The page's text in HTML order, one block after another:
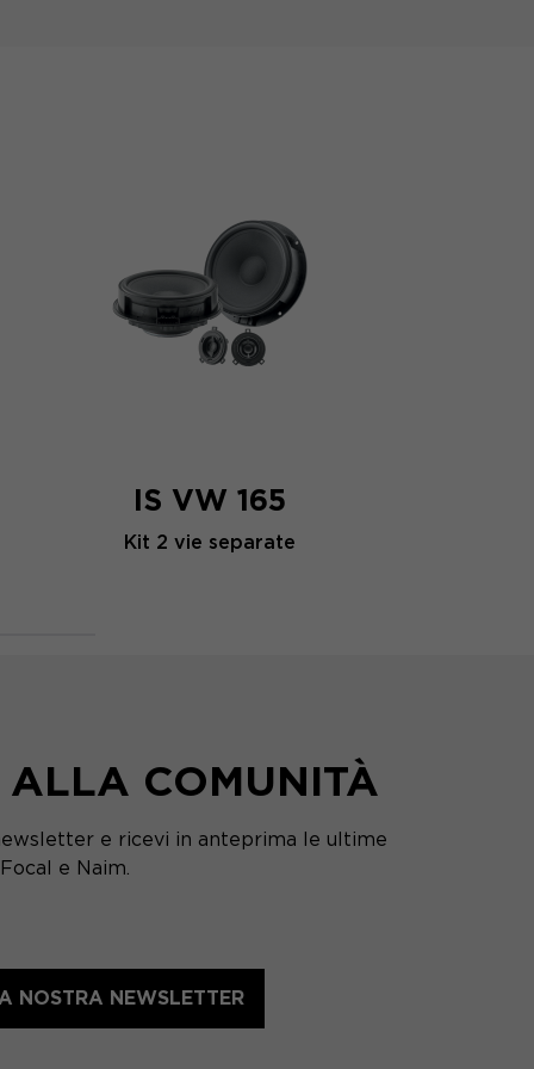
IS VW 165
Kit 2 vie separate
ALLA COMUNITÀ
e ricevi in anteprima le ultime
e Naim.
NOSTRA NEWSLETTER